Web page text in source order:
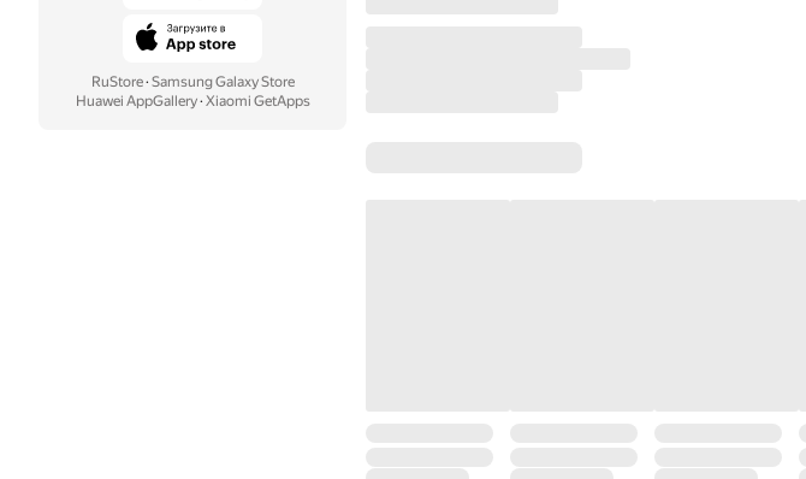
RuStore· Samsung Galaxy Store
Huawei AppGallery· Xiaomi GetApps